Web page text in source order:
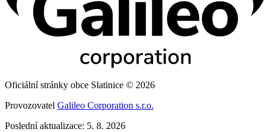
Oficiální stránky obce Slatinice © 2026
Provozovatel Galileo Corporation s.r.o.
Poslední aktualizace: 5. 8. 2026